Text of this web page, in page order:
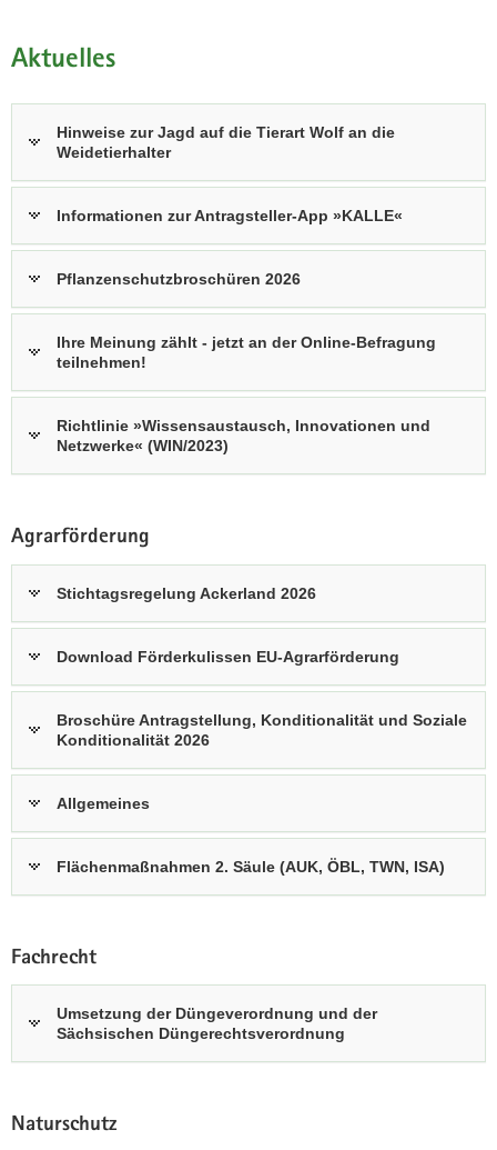
v
g
i
Aktuelles
Hinweise zur Jagd auf die Tierart Wolf an die
Weidetierhalter
Informationen zur Antragsteller-App »KALLE«
Pflanzenschutzbroschüren 2026
Ihre Meinung zählt - jetzt an der Online-Befragung
teilnehmen!
Richtlinie »Wissensaustausch, Innovationen und
Netzwerke« (WIN/2023)
Agrarförderung
Stichtagsregelung Ackerland 2026
Download Förderkulissen EU-Agrarförderung
Broschüre Antragstellung, Konditionalität und Soziale
Konditionalität 2026
Allgemeines
Flächenmaßnahmen 2. Säule (AUK, ÖBL, TWN, ISA)
Fachrecht
Umsetzung der Düngeverordnung und der
Sächsischen Düngerechtsverordnung
Naturschutz